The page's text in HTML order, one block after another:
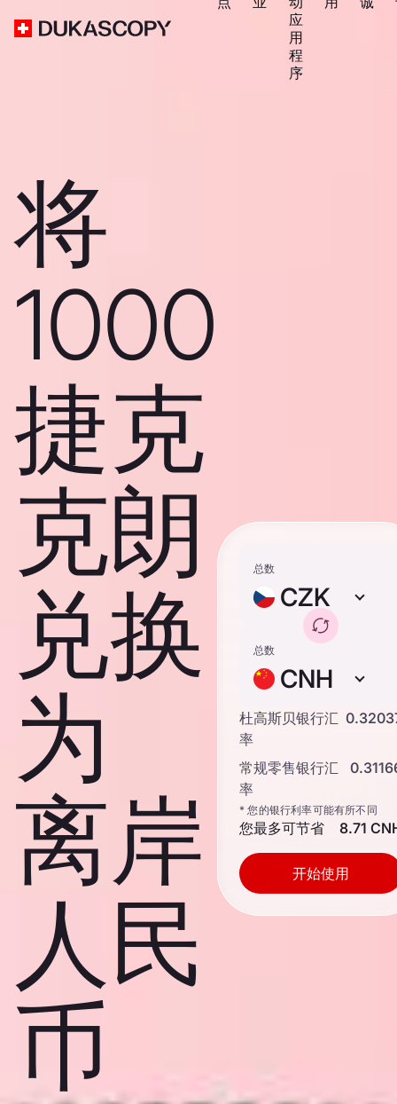
应
用
程
序
将
1000
捷克
克朗
兑换
为
离岸
人民
币
总数
CZK
总数
CNH
杜高斯贝银行汇
率
常规零售银行汇
率
* 您的银行利率可能有所不同
您最多可节省 8.71
开始使用